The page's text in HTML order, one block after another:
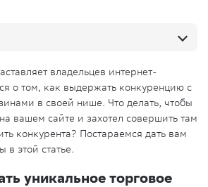
владельцев интернет-
о том, как выдержать конкуренцию с
в своей нише. Что делать, чтобы
вашем сайте и захотел совершить там
конкурента? Постараемся дать вам
в этой статье.
уникальное торговое